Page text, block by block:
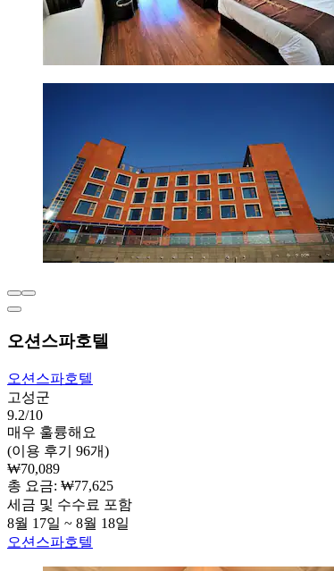
오션스파호텔
오션스파호텔
고성군
9.2/10
매우 훌륭해요
(이용 후기 96개)
₩70,089
총 요금: ₩77,625
세금 및 수수료 포함
8월 17일 ~ 8월 18일
오션스파호텔